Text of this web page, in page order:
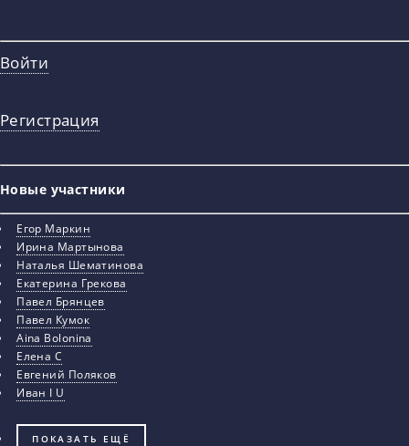
Войти
Регистрация
Новые участники
Егор Маркин
Ирина Мартынова
Наталья Шематинова
Екатерина Грекова
Павел Брянцев
Павел Кумок
Aina Bolonina
Елена С
Евгений Поляков
Иван I U
ПОКАЗАТЬ ЕЩЁ